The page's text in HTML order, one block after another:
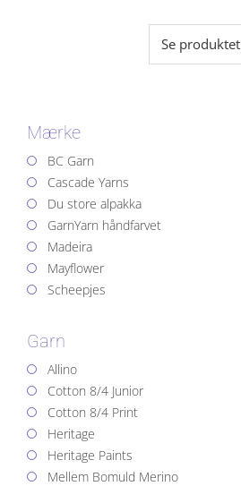
Se produktet
Mærke
BC Garn
Cascade Yarns
Du store alpakka
GarnYarn håndfarvet
Madeira
Mayflower
Scheepjes
Garn
Allino
Cotton 8/4 Junior
Cotton 8/4 Print
Heritage
Heritage Paints
Mellem Bomuld Merino